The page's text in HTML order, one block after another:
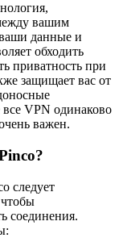
вашим
данные и
обходить
приватность при
защищает вас от
VPN одинаково
важен.
следует
соединения.